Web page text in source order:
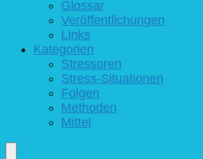
Glossar
Veröffentlichungen
Links
Kategorien
Stressoren
Stress-Situationen
Folgen
Methoden
Mittel